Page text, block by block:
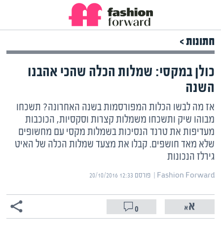
חתונות >
כולן במקסי: שמלות הכלה שהכי אהבנו
השנה
אז מה לבשו הכלות המפורסמות בשנה האחרונה? תשכחו
מבוהו שיק ותשכחו משמלות קצרות וסקסיות, הכוכבות
מעדיפות את טרנד הנסיכות בשמלות מקסי עם מחשופים
שלא מאד חושפים. קבלו את מצעד שמלות הכלה של האיט
גירלז הנכונות
Fashion Forward | ‏ פורסם ‎20/10/2016 12:33
0